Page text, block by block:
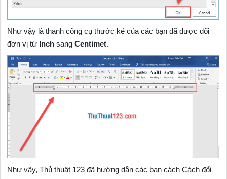
Như vậy là thanh công cụ thước kẻ của các bạn đã được đổi
đơn vị từ Inch sangCentimet.
Như vậy, Thủ thuật 123 đã hướng dẫn các bạn cách Cách đổi